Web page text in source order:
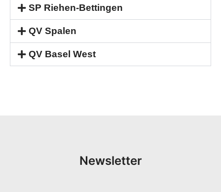
SP Riehen-Bettingen
QV Spalen
QV Basel West
Newsletter